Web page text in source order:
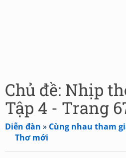
Chủ đề: Nhịp
Tập 4 - Trang
Diễn đàn » Cùng nhau tham
Thơ mới